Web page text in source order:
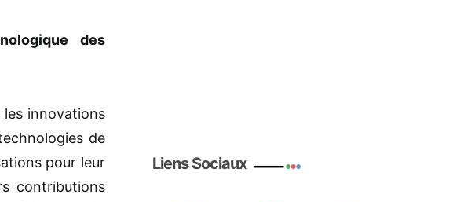
des
les innovations
de
pour leur
contributions
Liens Sociaux